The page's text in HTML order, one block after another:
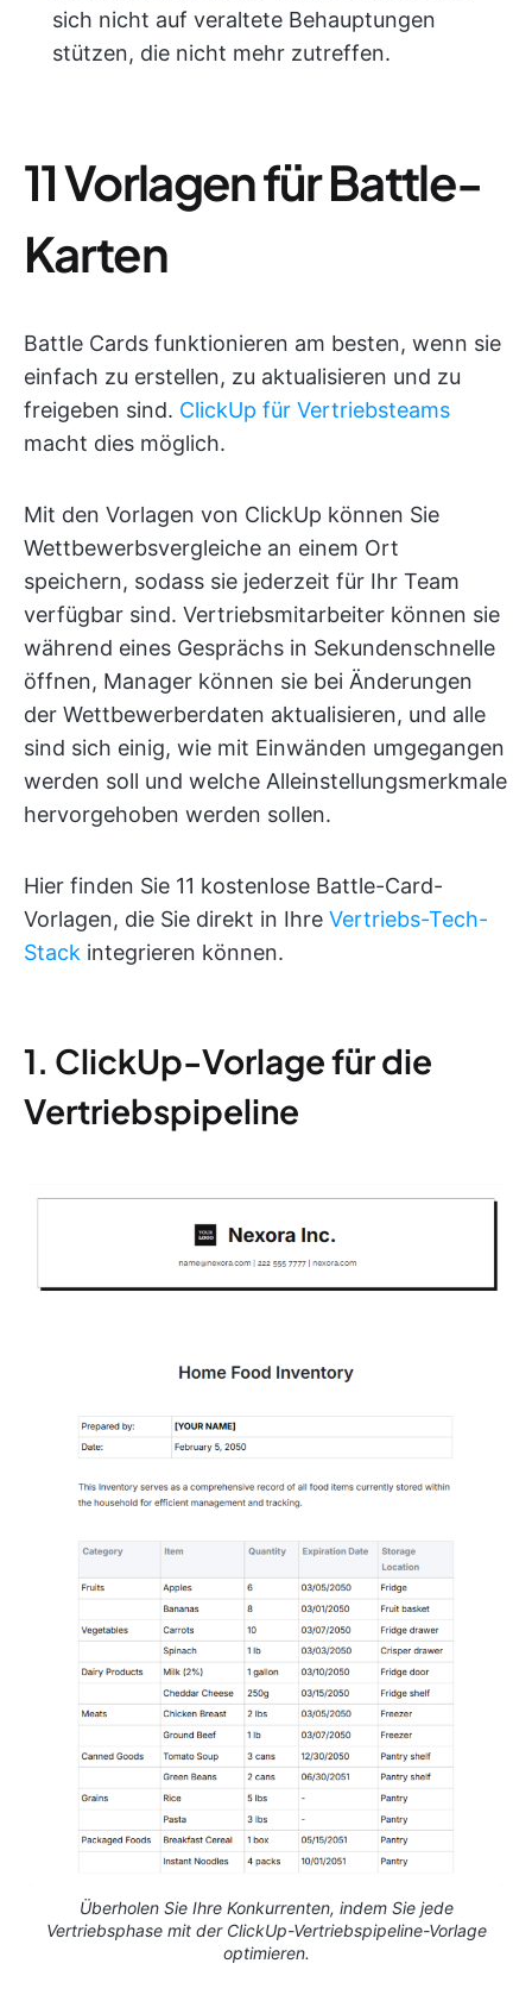
sich nicht auf veraltete Behauptungen
stützen, die nicht mehr zutreffen.
11 Vorlagen für Battle-
Karten
Battle Cards funktionieren am besten, wenn sie
einfach zu erstellen, zu aktualisieren und zu
freigeben sind. ClickUp für Vertriebsteams
macht dies möglich.
Mit den Vorlagen von ClickUp können Sie
Wettbewerbsvergleiche an einem Ort
speichern, sodass sie jederzeit für Ihr Team
verfügbar sind. Vertriebsmitarbeiter können sie
während eines Gesprächs in Sekundenschnelle
öffnen, Manager können sie bei Änderungen
der Wettbewerberdaten aktualisieren, und alle
sind sich einig, wie mit Einwänden umgegangen
werden soll und welche Alleinstellungsmerkmale
hervorgehoben werden sollen.
Hier finden Sie 11 kostenlose Battle-Card-
Vorlagen, die Sie direkt in Ihre Vertriebs-Tech-
Stack integrieren können.
1. ClickUp-Vorlage für die
Vertriebspipeline
Überholen Sie Ihre Konkurrenten, indem Sie jede
Vertriebsphase mit der ClickUp-Vertriebspipeline-Vorlage
optimieren.